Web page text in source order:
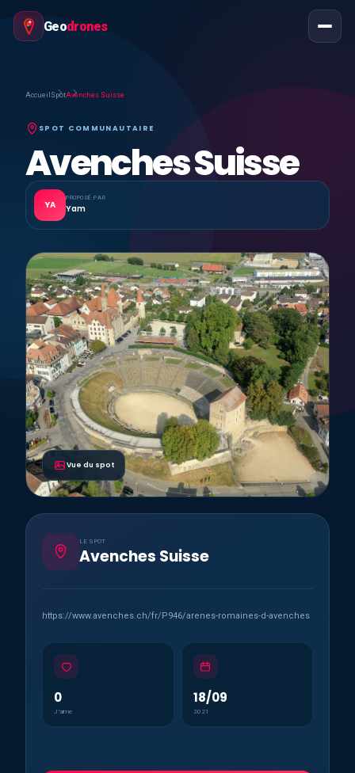
Geodrones
Accueil SpotAvenches Suisse
SPOT COMMUNAUTAIRE
Avenches Suisse
YA
PROPOSÉ PAR
Yam
Vue du spot
LE SPOT
Avenches Suisse
https://www.avenches.ch/fr/P946/arenes-romaines-d-avenches
0
J’aime
18/09
2021